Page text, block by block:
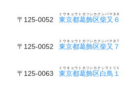
〒125-0052 東京都葛飾区柴又６
トウキョウトカツシカクシバマタ６
〒125-0052 東京都葛飾区柴又７
トウキョウトカツシカクシバマタ７
〒125-0063 東京都葛飾区白鳥１
トウキョウトカツシカクシラトリ１